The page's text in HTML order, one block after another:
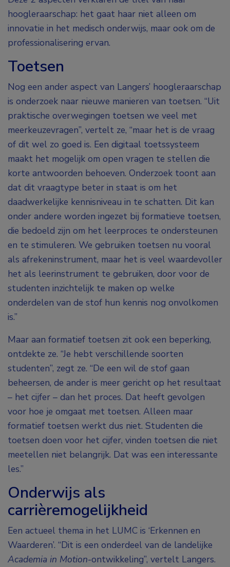
hoogleraarschap: het gaat haar niet alleen om
innovatie in het medisch onderwijs, maar ook om de
professionalisering ervan.
Toetsen
Nog een ander aspect van Langers’ hoogleraarschap
is onderzoek naar nieuwe manieren van toetsen. “Uit
praktische overwegingen toetsen we veel met
meerkeuzevragen”, vertelt ze, “maar het is de vraag
of dit wel zo goed is. Een digitaal toetssysteem
maakt het mogelijk om open vragen te stellen die
korte antwoorden behoeven. Onderzoek toont aan
dat dit vraagtype beter in staat is om het
daadwerkelijke kennisniveau in te schatten. Dit kan
onder andere worden ingezet bij formatieve toetsen,
die bedoeld zijn om het leerproces te ondersteunen
en te stimuleren. We gebruiken toetsen nu vooral
als afrekeninstrument, maar het is veel waardevoller
het als leerinstrument te gebruiken, door voor de
studenten inzichtelijk te maken op welke
onderdelen van de stof hun kennis nog onvolkomen
is.”
Maar aan formatief toetsen zit ook een beperking,
ontdekte ze. “Je hebt verschillende soorten
studenten”, zegt ze. “De een wil de stof gaan
beheersen, de ander is meer gericht op het resultaat
– het cijfer – dan het proces. Dat heeft gevolgen
voor hoe je omgaat met toetsen. Alleen maar
formatief toetsen werkt dus niet. Studenten die
toetsen doen voor het cijfer, vinden toetsen die niet
meetellen niet belangrijk. Dat was een interessante
les.”
Onderwijs als
carrièremogelijkheid
Een actueel thema in het LUMC is ‘Erkennen en
Waarderen’. “Dit is een onderdeel van de landelijke
Academia in Motion-ontwikkeling”, vertelt Langers.